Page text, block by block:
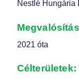
Nestlé Hungária
2021 óta
Célterületek: